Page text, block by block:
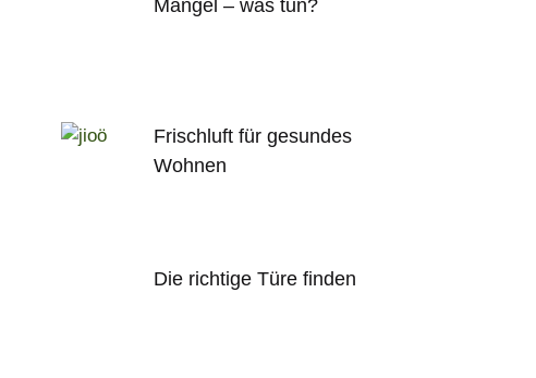
Mängel – was tun?
Frischluft für gesundes
Wohnen
Die richtige Türe finden